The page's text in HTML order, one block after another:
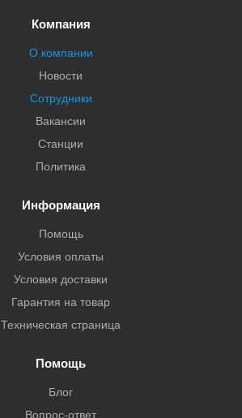
Компания
О компании
Новости
Сотрудники
Вакансии
Станции
Политика
Информация
Помощь
Условия оплаты
Условия доставки
Гарантия на товар
Техническая страница
Помощь
Блог
Вопрос-ответ